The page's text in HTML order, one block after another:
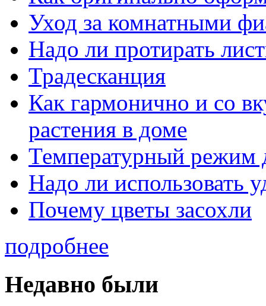
Уход за комнатными
Надо ли протирать
Традесканция
Как гармонично и со
растения в доме
Температурный режим
Надо ли использовать
Почему цветы засохли
подробнее
Недавно были